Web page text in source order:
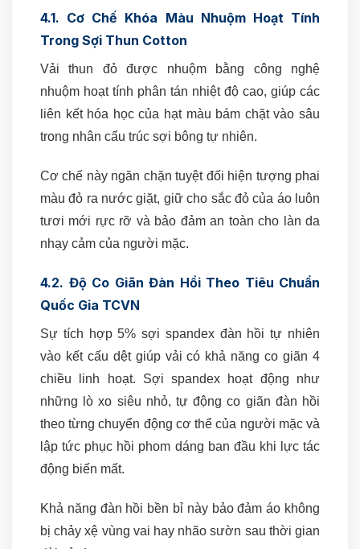
4.1. Cơ Chế Khóa Màu Nhuộm Hoạt Tính
Trong Sợi Thun Cotton
Vải thun đỏ được nhuộm bằng công nghệ
nhuộm hoạt tính phân tán nhiệt độ cao, giúp các
liên kết hóa học của hạt màu bám chặt vào sâu
trong nhân cấu trúc sợi bông tự nhiên.
Cơ chế này ngăn chặn tuyệt đối hiện tượng phai
màu đỏ ra nước giặt, giữ cho sắc đỏ của áo luôn
tươi mới rực rỡ và bảo đảm an toàn cho làn da
nhạy cảm của người mặc.
4.2. Độ Co Giãn Đàn Hồi Theo Tiêu Chuẩn
Quốc Gia TCVN
Sự tích hợp 5% sợi spandex đàn hồi tự nhiên
vào kết cấu dệt giúp vải có khả năng co giãn 4
chiều linh hoạt. Sợi spandex hoạt động như
những lò xo siêu nhỏ, tự động co giãn đàn hồi
theo từng chuyển động cơ thể của người mặc và
lập tức phục hồi phom dáng ban đầu khi lực tác
động biến mất.
Khả năng đàn hồi bền bỉ này bảo đảm áo không
bị chảy xệ vùng vai hay nhão sườn sau thời gian